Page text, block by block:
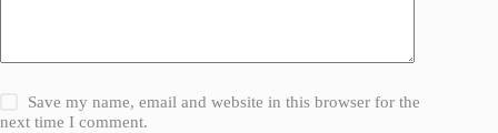
Save my name, email and website in this browser for the
next time I comment.